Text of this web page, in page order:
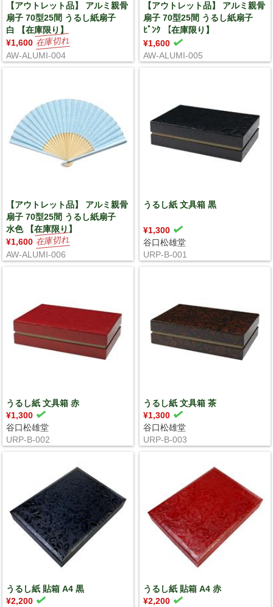
【アウトレット品】 アルミ親骨
扇子 70型25間 うるし紙扇子
白 【在庫限り】
¥1,600
AW-ALUMI-004
【アウトレット品】 アルミ親骨
扇子 70型25間 うるし紙扇子
ﾋﾟﾝｸ 【在庫限り】
¥1,600
AW-ALUMI-005
【アウトレット品】 アルミ親骨
扇子 70型25間 うるし紙扇子
水色 【在庫限り】
¥1,600
AW-ALUMI-006
うるし紙 文具箱 黒
¥1,300
谷口松雄堂
URP-B-001
うるし紙 文具箱 赤
¥1,300
谷口松雄堂
URP-B-002
うるし紙 文具箱 茶
¥1,300
谷口松雄堂
URP-B-003
うるし紙 貼箱 A4 黒
¥2,200
うるし紙 貼箱 A4 赤
¥2,200